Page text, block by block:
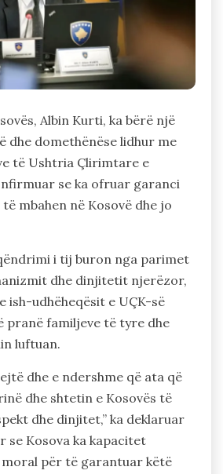
Albin Kurti, ka bërë një
dhe domethënëse lidhur me
të Ushtria Çlirimtare e
se ka ofruar garanci
mbahen në Kosovë dhe jo
i tij buron nga parimet
dhe dinjitetit njerëzor,
ish-udhëheqësit e UÇK-së
pranë familjeve të tyre dhe
luftuan.
dhe e ndershme që ata që
dhe shtetin e Kosovës të
dhe dinjitet,” ka deklaruar
se Kosova ka kapacitet
për të garantuar këtë